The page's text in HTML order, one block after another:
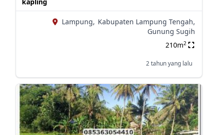
Lampung, Kabupaten Lampung Tengah,
Gunung Sugih
210m2
2 tahun yang lalu